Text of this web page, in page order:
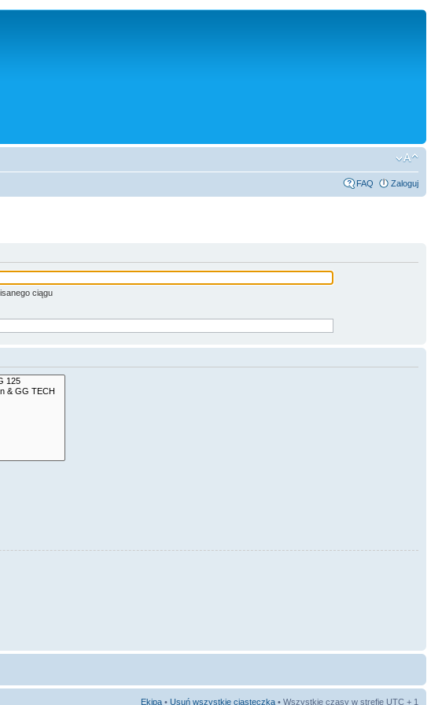
FAQ Zaloguj
ciągu
Ekipa • Usuń wszystkie ciasteczka • Wszystkie czasy w strefie UTC + 1